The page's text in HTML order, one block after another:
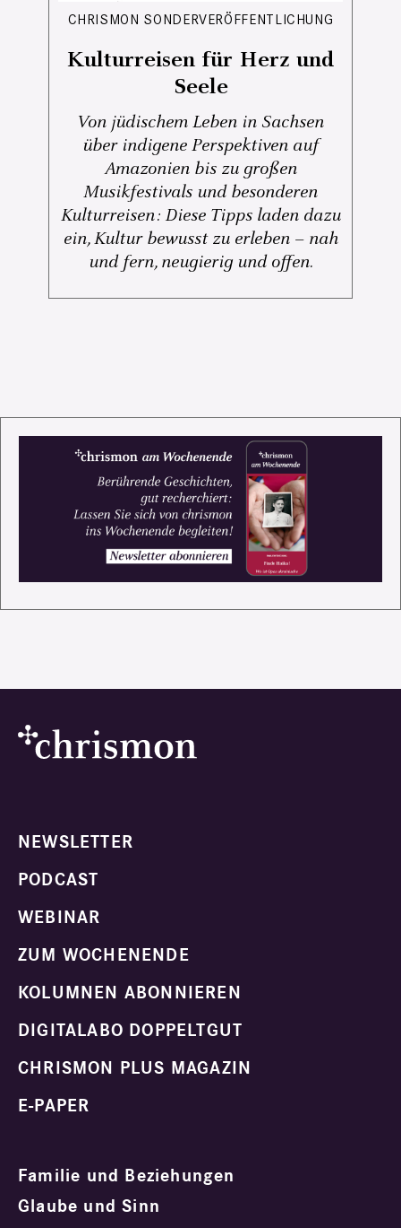
CHRISMON SONDERVERÖFFENTLICHUNG
Kulturreisen für Herz und
Seele
Von jüdischem Leben in Sachsen
über indigene Perspektiven auf
Amazonien bis zu großen
Musikfestivals und besonderen
Kulturreisen: Diese Tipps laden dazu
ein, Kultur bewusst zu erleben – nah
und fern, neugierig und offen.
NEWSLETTER
PODCAST
WEBINAR
ZUM WOCHENENDE
KOLUMNEN ABONNIEREN
DIGITALABO DOPPELTGUT
CHRISMON PLUS MAGAZIN
E-PAPER
Familie und Beziehungen
Glaube und Sinn